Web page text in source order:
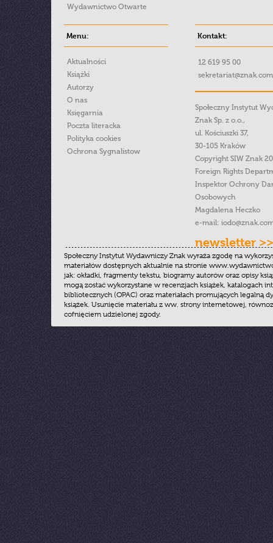
Wydawnictwo Otwarte
Menu:
Aktualności
Książki
Autorzy
O nas
Księgarnia
Poczta literacka
Polityka cookies
Ochrona Sygnalistow
Kontakt:
12 619 95 00
Społeczny Instytut
Znak Sp. z o.o.,
ul. Kościuszki 37,
30-105 Kraków
Copyright SIW Znak
Foreign Rights
Inspektor Ochrony
Osobowych
Magdalena Heczko
e-mail:
newsletter >>
Społeczny Instytut Wydawniczy Znak wyraża zgodę na
materiałów dostępnych aktualnie na stronie
jak: okładki, fragmenty tekstu, biogramy autorów oraz opisy
mogą zostać wykorzystane w recenzjach książek, katalogach
bibliotecznych (OPAC) oraz materiałach promujących legalną
książek. Usunięcie materiału z ww. strony internetowej,
cofnięciem udzielonej zgody.